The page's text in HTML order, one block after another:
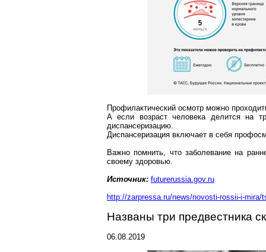
Профилактический осмотр можно
А если возраст человека делится на
диспансеризацию.
Диспансеризация включает в себя
Важно помнить, что заболевание на
своему здоровью.
Источник: futurerussia.gov.ru
http://zarpressa.ru/news/novosti-rossii-i-
Названы три предвестника
06.08.2019